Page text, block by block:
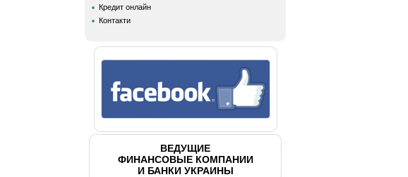
Кредит онлайн
Контакти
ВЕДУЩИЕ
ФИНАНСОВЫЕ КОМПАНИИ
И БАНКИ УКРАИНЫ